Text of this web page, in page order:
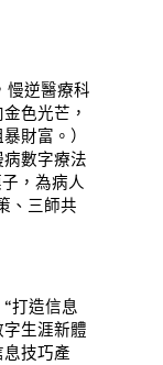
逆醫療科
色光芒，
財富。）
數字療法
，為病人
、三師共
打造信息
生涯新體
技巧產